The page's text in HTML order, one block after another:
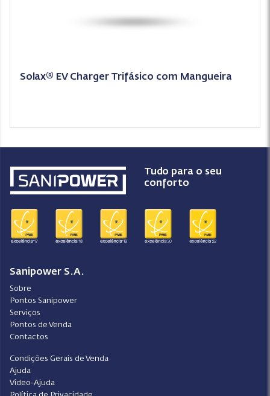
Solax® EV Charger Trifásico com Mangueira
Tudo para o seu
conforto
Sanipower S.A.
Sobre
Pontos Sanipower
Serviços
Pontos de Venda
Contactos
Condições Gerais de Venda
Ajuda
Video-Ajuda